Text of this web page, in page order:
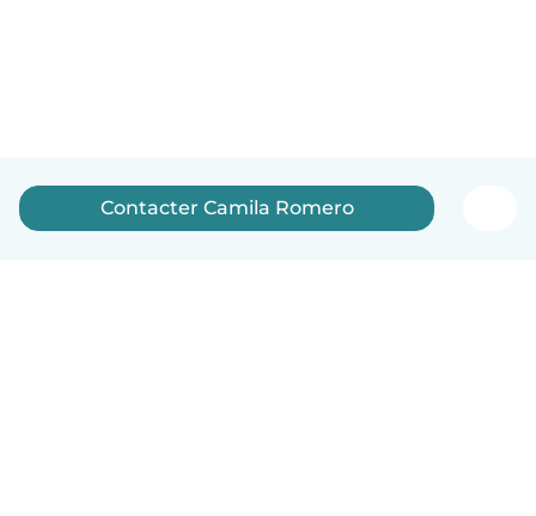
Contacter Camila Romero